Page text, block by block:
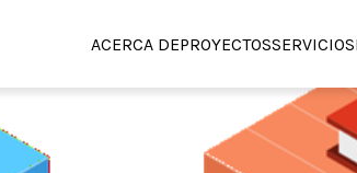
ACERCA DEPROYECTOSSERVICIOS